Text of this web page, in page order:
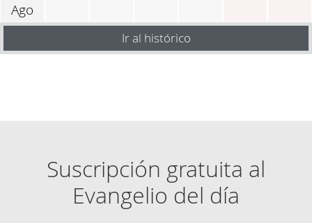
Ago
Ir al histórico
Suscripción gratuita al
Evangelio del día